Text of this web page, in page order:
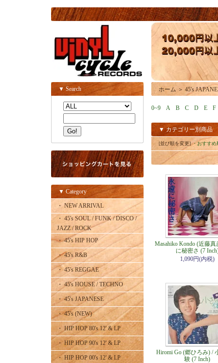
▼ Search
▼ Category
・ NEW ARRIVAL
・ 45's SOUL / FUNK / DISCO /
JAZZ / ROCK
・ 45's HIP HOP
・ 45's R&B
・ 45's REGGAE
・ 45's HOUSE / TECHNO
・ 45's JAPANESE
・ 45's (NEW)
・ HIP HOP 80's 12' & LP
・ HIP HOP 90's 12' & LP
・ HIP HOP 00's 12' & LP
ホーム ＞ 45's
0~9 A B C D E F
▼ カテゴリー別商品
[並び順を変更]・おすすめ
Masahiko Kondo (近藤真
に秘密さ (7
1,090円(内税)
Hiromi Go (郷ひろみ) /
験 (7 Inch)